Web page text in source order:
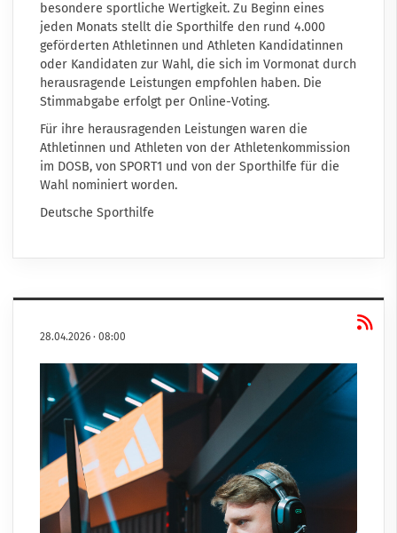
besondere sportliche Wertigkeit. Zu Beginn eines
jeden Monats stellt die Sporthilfe den rund 4.000
geförderten Athletinnen und Athleten Kandidatinnen
oder Kandidaten zur Wahl, die sich im Vormonat durch
herausragende Leistungen empfohlen haben. Die
Stimmabgabe erfolgt per Online-Voting.
Für ihre herausragenden Leistungen waren die
Athletinnen und Athleten von der Athletenkommission
im DOSB, von SPORT1 und von der Sporthilfe für die
Wahl nominiert worden.
Deutsche Sporthilfe
28.04.2026 · 08:00